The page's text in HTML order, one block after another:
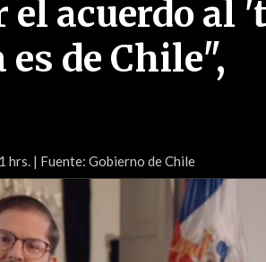
acuerdo al
de Chile",
hrs. | Fuente: Gobierno de Chile